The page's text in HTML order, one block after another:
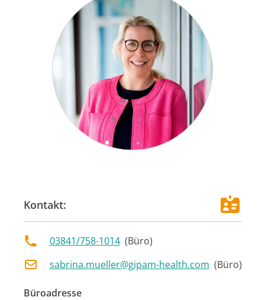
Kontakt:
03841/758-1014 (Büro)
sabrina.mueller@gipam-health.com (Büro)
Büroadresse